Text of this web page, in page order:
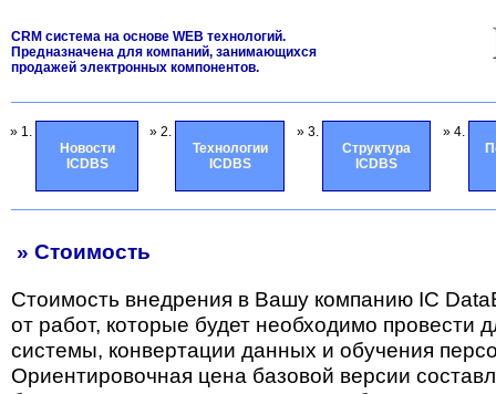
CRM система на основе WEB технологий.
Предназначена для компаний, занимающихся
продажей электронных компонентов.
» 1.
Новости
ICDBS
» 2.
Технологии
ICDBS
» 3.
Структура
ICDBS
» 4.
» Стоимость
Стоимость внедрения в Вашу компанию IC
от работ, которые будет необходимо провести
системы, конвертации данных и обучения
Ориентировочная цена базовой версии